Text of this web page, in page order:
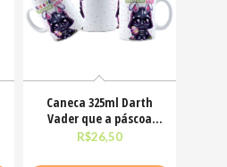
Caneca 325ml Darth
Vader que a páscoa
esteja com você
R$26,50